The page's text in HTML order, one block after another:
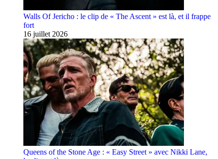
Walls Of Jericho : le clip de « The Ascent » est là, et il frappe
fort
16 juillet 2026
Queens of the Stone Age : « Easy Street » avec Nikki Lane,